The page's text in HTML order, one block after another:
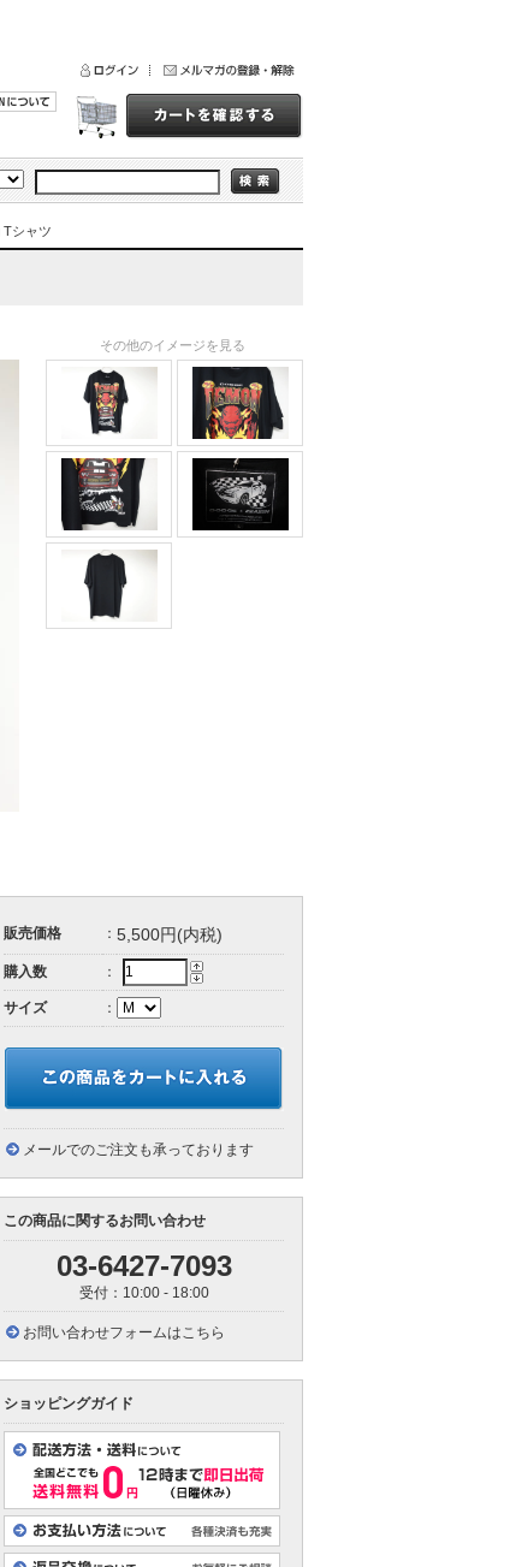
Tシャツ
その他のイメージを見る
販売価格 ： 5,500円(内税)
購入数 ：
サイズ ：
メールでのご注文も承っております
この商品に関するお問い合わせ
03-6427-7093
受付：10:00 - 18:00
お問い合わせフォームはこちら
ショッピングガイド